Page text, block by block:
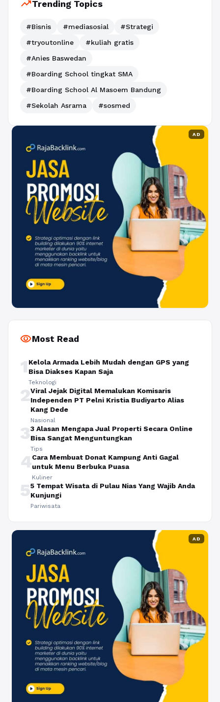
trending_upTrending Topics
#Bisnis #mediasosial
#Strategi
#tryoutonline
#kuliah gratis
#Anies Baswedan
#Boarding School tingkat SMA
#Boarding School Al Masoem Bandung
#Sekolah Asrama
#sosmed
AD
visibilityMost Read
1 Kelola Armada Lebih Mudah dengan GPS yang
Bisa Diakses Kapan Saja
Teknologi
2Viral Jejak Digital Memalukan Komisaris
Independen PT Pelni Kristia Budiyarto Alias
Kang Dede
Nasional
33 Alasan Mengapa Jual Properti Secara Online
Bisa Sangat Menguntungkan
Tips
4Cara Membuat Donat Kampung Anti Gagal
untuk Menu Berbuka Puasa
Kuliner
55 Tempat Wisata di Pulau Nias Yang Wajib Anda
Kunjungi
Pariwisata
AD